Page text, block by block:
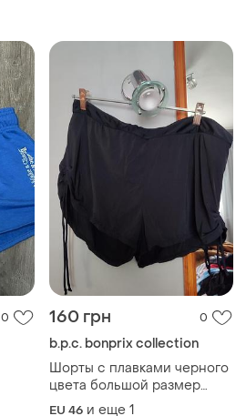
0 160 грн 0
b.p.c. bonprix collection
Шорты с плавками черного
цвета большой размер
регулируемые завязки по
EU 46 и еще 1